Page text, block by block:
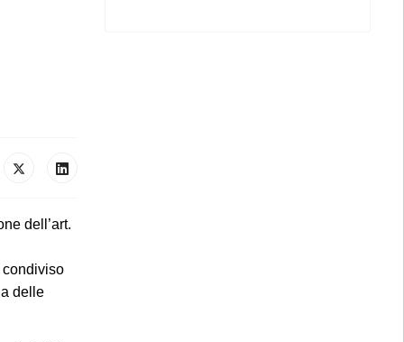
dell’art.
condiviso
delle